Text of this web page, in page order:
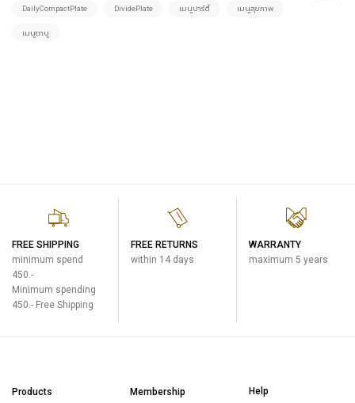
DailyCompactPlate DividePlate เมนูปาร์ตี้ เมนูสุขภาพ
เมนูชาบู
FREE SHIPPING
minimum spend
450.-
Minimum spending
450.- Free Shipping
FREE RETURNS
within 14 days
WARRANTY
maximum 5 years
Products Membership Help